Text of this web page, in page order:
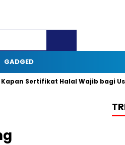
GADGED
Sertifikat Halal Wajib bagi Usaha